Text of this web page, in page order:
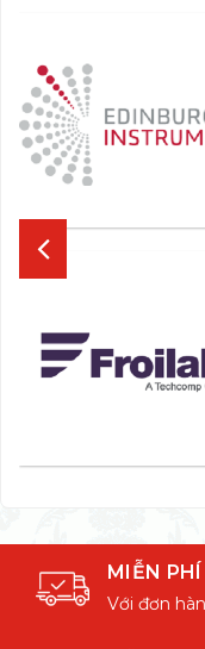
MIỄN
Với đơn